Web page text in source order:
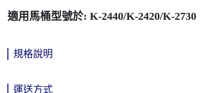
適用馬桶型號於: K-2440/K-2420/K-2730
規格說明
運送方式